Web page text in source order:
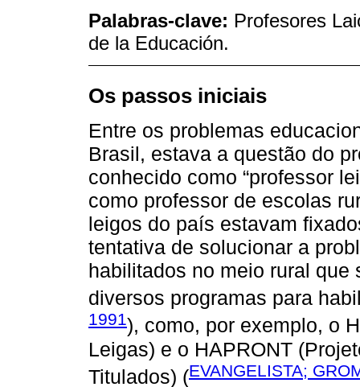
Palabras-clave: Profesores
de la Educación.
Os passos iniciais
Entre os problemas
Brasil, estava a questão do
conhecido como “professor
como professor de escolas
leigos do país estavam
tentativa de solucionar a
habilitados no meio rural que
diversos programas para
1991), como, por exemplo, o
Leigas) e o HAPRONT
Titulados) (EVANGELISTA;